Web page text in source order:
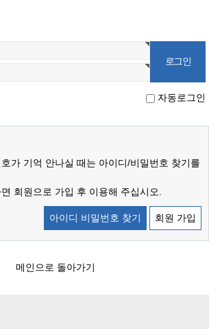
자동로그인
가 기억 안나실 때는 아이디/비밀번호 찾기를
회원으로 가입 후 이용해 주십시오.
아이디 비밀번호 찾기 회원 가입
메인으로 돌아가기